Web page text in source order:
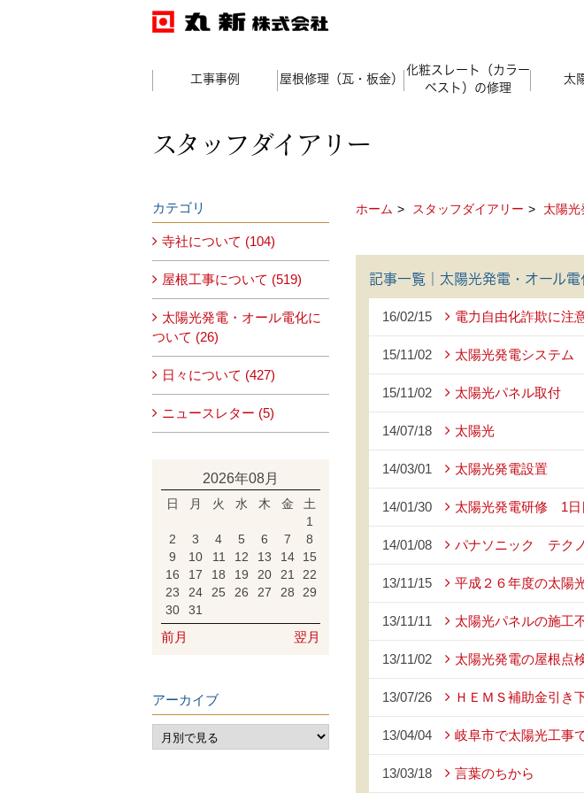
工事事例 屋根修理（瓦・板金）
化粧スレート（カラー
ベスト）の修理
太
スタッフダイアリー
ホーム スタッフダイアリー 太陽光
記事一覧｜太陽光発電・オール電
16/02/15 電力自由化詐欺に注
15/11/02 太陽光発電システム
15/11/02 太陽光パネル取付
14/07/18 太陽光
14/03/01 太陽光発電設置
14/01/30 太陽光発電研修 1日
14/01/08 パナソニック テク
13/11/15 平成２６年度の太陽
13/11/11 太陽光パネルの施工
13/11/02 太陽光発電の屋根点
13/07/26 ＨＥＭＳ補助金引き
13/04/04 岐阜市で太陽光工事
13/03/18 言葉のちから
カテゴリ
寺社について (104)
屋根工事について (519)
太陽光発電・オール電化に
ついて (26)
日々について (427)
ニュースレター (5)
2026年08月
日 月 火 水 木 金
土
1
2
3 4 5 6 7
8
9
10 11 12 13 14
15
16
17 18 19 20 21
22
23
24 25 26 27 28
29
30
31
前月 翌月
アーカイブ